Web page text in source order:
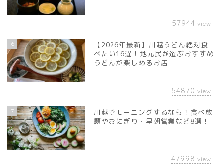
57944 view
6
【2026年最新】川越うどん絶対食
べたい16選！地元民が選ぶおすすめ
うどんが楽しめるお店
54870 view
7
川越でモーニングするなら！食べ放
題やおにぎり・早朝営業など8選！
47998 view